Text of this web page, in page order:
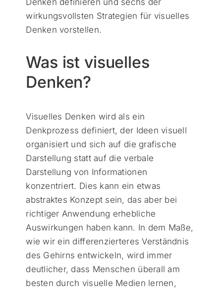
wirkungsvollsten Strategien für visuelles
Denken vorstellen.
Was ist visuelles
Denken?
Visuelles Denken wird als ein
Denkprozess definiert, der Ideen visuell
organisiert und sich auf die grafische
Darstellung statt auf die verbale
Darstellung von Informationen
konzentriert. Dies kann ein etwas
abstraktes Konzept sein, das aber bei
richtiger Anwendung erhebliche
Auswirkungen haben kann. In dem Maße,
wie wir ein differenzierteres Verständnis
des Gehirns entwickeln, wird immer
deutlicher, dass Menschen überall am
besten durch visuelle Medien lernen,